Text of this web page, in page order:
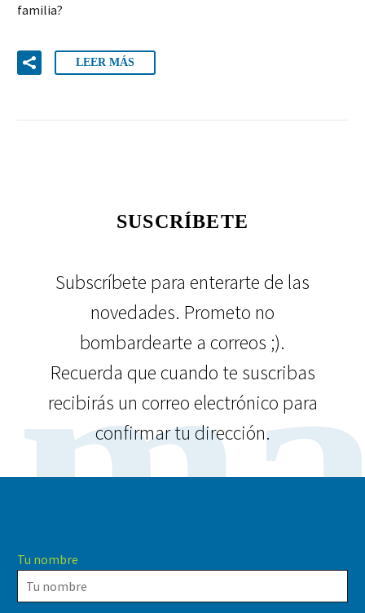
familia?
LEER MÁS
SUSCRÍBETE
Subscríbete para enterarte de las
novedades. Prometo no
bombardearte a correos ;).
Recuerda que cuando te suscribas
recibirás un correo electrónico para
confirmar tu dirección.
Tu nombre